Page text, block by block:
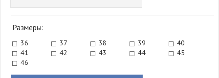
Размеры:
36 37 38 39
40
41
42 43 44
45
46